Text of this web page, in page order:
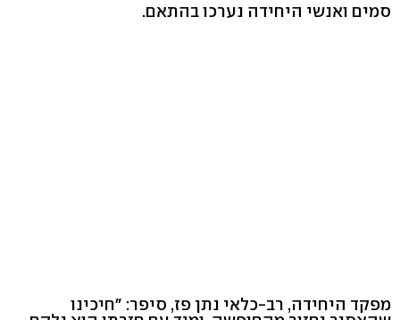
סמים ואנשי היחידה נערכו בהתאם.
מפקד היחידה, רב-כלאי נתן פז, סיפר: "חיכינו